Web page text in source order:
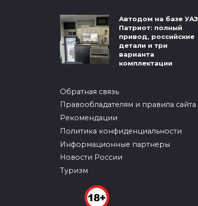
Автодом на базе УАЗ
Патриот: полный
привод, российские
детали и три
варианта
комплектации
Обратная связь
Правообладателям и правила сайта
Рекомендации
Политика конфиденциальности
Информационные партнеры
Новости России
Туризм